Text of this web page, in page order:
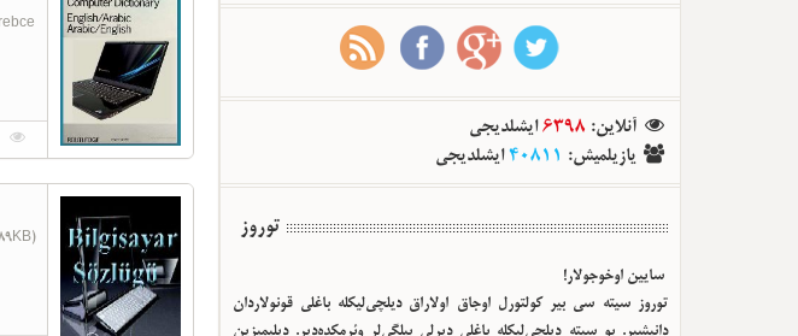
آنلاین:
6398ایشلدیجی
یازیلمیش:
40811ایشلدیجی
توروز
سایین اوخوجولار!
توروز سیته سی بیر کولتورل اوجاق اولا‌راق دیلچی‌لیکله باغلی قونولاردان
دانیشیر. بو سیته دیلچی‌لیکله باغلی دیرلی بیلگی‌لر وئرمکده‌دیر. دیلیمیزین